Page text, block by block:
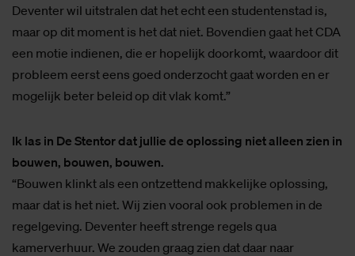
Deventer wil uitstralen dat het echt een studentenstad is,
maar op dit moment is het dat niet. Bovendien gaat het CDA
een motie indienen, die er hopelijk doorkomt, waardoor dit
probleem eerst eens goed onderzocht gaat worden en er
mogelijk beter beleid op dit vlak komt.”
Ik las in De Stentor dat jullie de oplossing niet alleen zien in
bouwen, bouwen, bouwen.
“Bouwen klinkt als een ontzettend makkelijke oplossing,
maar dat is het niet. Wij zien vooral ook problemen in de
regelgeving. Deventer heeft strenge regels qua
kamerverhuur. We zouden graag zien dat daar naar